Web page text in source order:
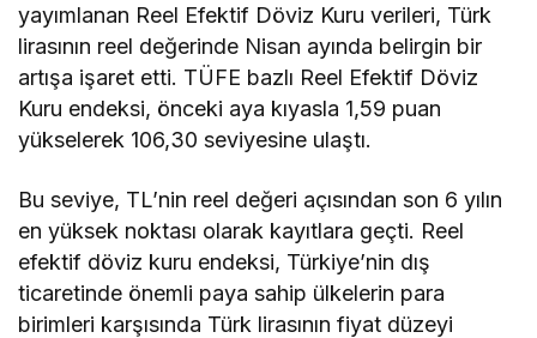
yayımlanan Reel Efektif Döviz Kuru verileri, Türk
lirasının reel değerinde Nisan ayında belirgin bir
artışa işaret etti. TÜFE bazlı Reel Efektif Döviz
Kuru endeksi, önceki aya kıyasla 1,59 puan
yükselerek 106,30 seviyesine ulaştı.
Bu seviye, TL’nin reel değeri açısından son 6 yılın
en yüksek noktası olarak kayıtlara geçti. Reel
efektif döviz kuru endeksi, Türkiye’nin dış
ticaretinde önemli paya sahip ülkelerin para
birimleri karşısında Türk lirasının fiyat düzeyi